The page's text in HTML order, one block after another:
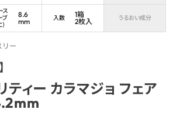
ス
ブ
）
8.6
mm
入数
1箱
2枚入
うるおい成分
リー
ティー カラマジョ フェア